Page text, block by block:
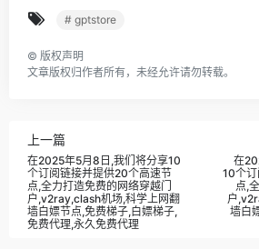
# gptstore
© 版权声明
文章版权归作者所有，未经允许请勿转载。
上一篇
在2025年5月8日,我们将分享10
个订阅链接并提供20个高速节
点,全力打造免费的网络穿越门
户,v2ray,clash机场,科学上网翻
墙白嫖节点,免费梯子,白嫖梯子,
免费代理,永久免费代理
在
10个
点,
户
墙白